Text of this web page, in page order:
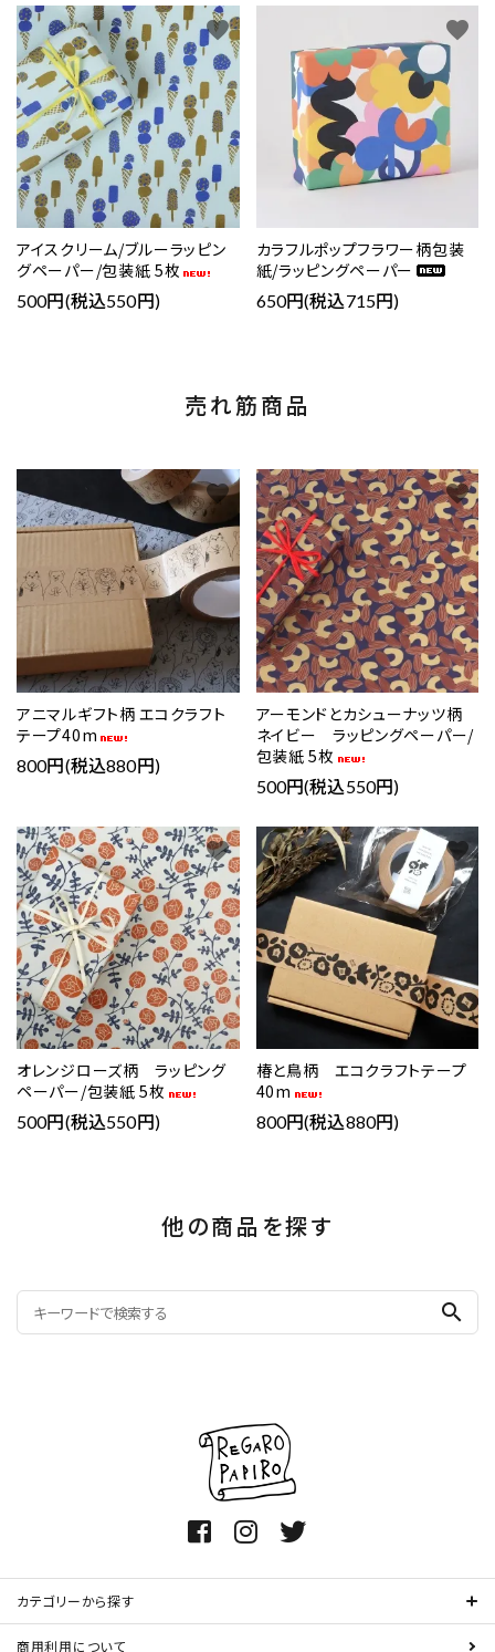
アイスクリーム/ブルーラッピン
グペーパー/包装紙 5枚
500円(税込550円)
favorite
カラフルポップフラワー柄包装
紙/ラッピングペーパー
650円(税込715円)
favorite
売れ筋商品
アニマルギフト柄 エコクラフト
テープ40m
800円(税込880円)
favorite
アーモンドとカシューナッツ柄
ネイビー ラッピングペーパー/
包装紙 5枚
500円(税込550円)
favorite
オレンジローズ柄 ラッピング
ペーパー/包装紙 5枚
500円(税込550円)
favorite
椿と鳥柄 エコクラフトテープ
40m
800円(税込880円)
favorite
他の商品を探す
search
カテゴリーから探す
商用利用について